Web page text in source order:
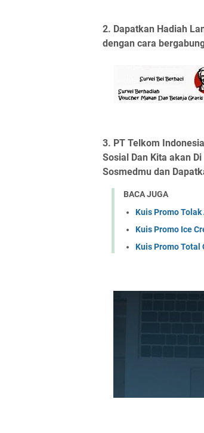
2. Dapatkan Hadiah
dengan cara
3. PT Telkom
Sosial Dan Kita akan
Sosmedmu dan
BACA JUGA
Kuis Promo
Kuis Promo Ice
Kuis Promo Total